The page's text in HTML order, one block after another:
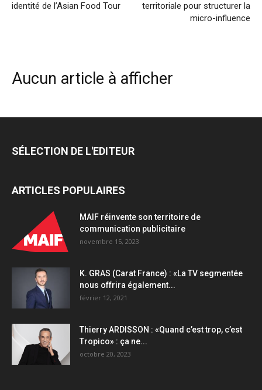
identité de l’Asian Food Tour
territoriale pour structurer la
micro-influence
Aucun article à afficher
SÉLECTION DE L'EDITEUR
ARTICLES POPULAIRES
MAIF réinvente son territoire de
communication publicitaire
novembre 15, 2023
K. GRAS (Carat France) : «La TV segmentée
nous offrira également...
février 12, 2021
Thierry ARDISSON : «Quand c’est trop, c’est
Tropico» : ça ne...
octobre 20, 2023